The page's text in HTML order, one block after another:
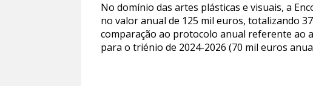
No domínio das artes plásticas e visuais, a
no valor anual de 125 mil euros, totalizando
comparação ao protocolo anual referente ao
para o triénio de 2024-2026 (70 mil euros